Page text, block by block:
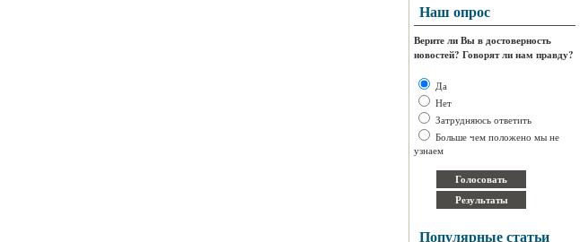
Наш опрос
Верите ли Вы в достоверность
новостей? Говорят ли нам правду?
Да
Нет
Затрудняюсь ответить
Больше чем положено мы не
узнаем
Популярные статьи